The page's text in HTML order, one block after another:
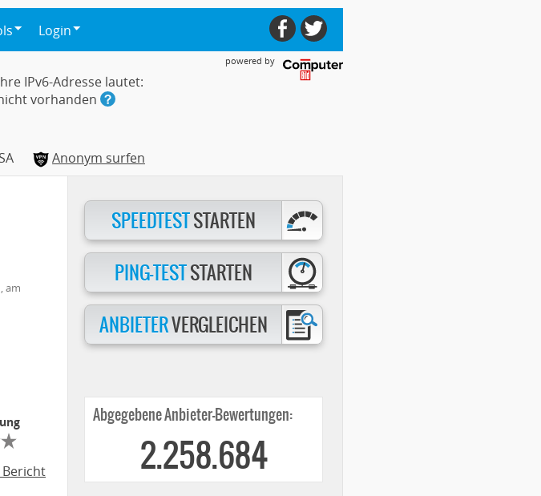
Login
powered by
IPv6-Adresse lautet:
vorhanden
Anonym surfen
, am
SPEEDTESTSTARTEN
PING-TESTSTARTEN
ANBIETERVERGLEICHEN
Abgegebene Anbieter-Bewertungen:
2.258.684